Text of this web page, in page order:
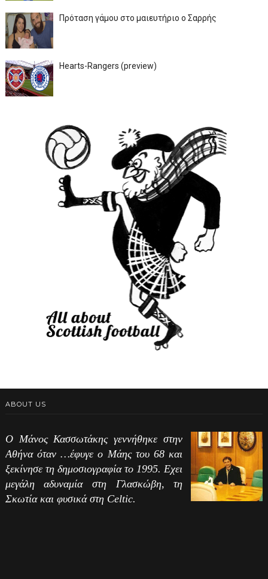
Πρόταση γάμου στο μαιευτήριο ο Σαρρής
Hearts-Rangers (preview)
ABOUT US
Ο Μάνος Κασσωτάκης γεννήθηκε στην
Αθήνα όταν …έφυγε ο Μάης του 68 και
ξεκίνησε τη δημοσιογραφία το 1995. Εχει
μεγάλη αδυναμία στη Γλασκώβη, τη
Σκωτία και φυσικά στη Celtic.